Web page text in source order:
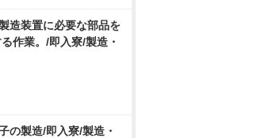
造装置に必要な部品を
作業。/即入寮/製造・
の製造/即入寮/製造・